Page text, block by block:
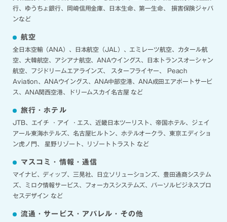
行、ゆうちょ銀行、岡崎信用金庫、日本生命、第一生命、 損害保険ジャパ
ンなど
航空
全日本空輸（ANA）、日本航空（JAL）、エミレーツ航空、カタール航
空、大韓航空、アシアナ航空、ANAウイングス、日本トランスオーシャン
航空、フジドリームエアラインズ、 スターフライヤー、 Peach
Aviation、ANAウイングス、ANA中部空港、ANA成田エアポートサービ
ス、ANA関西空港、ドリームスカイ名古屋 など
旅行・ホテル
JTB、エイチ ・アイ ・エス、近畿日本ツーリスト、帝国ホテル、ジェイ
アール東海ホテルズ、名古屋ヒルトン、ホテルオークラ、東京エディショ
ン虎ノ門、 星野リゾート、リゾートトラスト など
マスコミ・情報・通信
マイナビ、ディップ、三晃社、日立ソリューションズ、豊田通商システム
ズ、ミロク情報サービス、フォーカスシステムズ、パーソルピジネスプロ
セスデザイン など
流通・サービス・アパレル・その他